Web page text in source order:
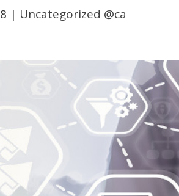
| Uncategorized @ca